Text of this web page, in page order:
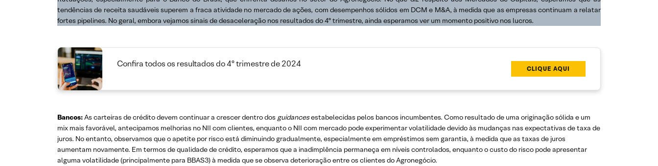
tendências de receita saudáveis superem a fraca atividade no mercado de ações, com desempenhos sólidos em DCM e M&A, à medida que as empresas continuam a relatar
fortes pipelines. No geral, embora vejamos sinais de desaceleração nos resultados do 4º trimestre, ainda esperamos ver um momento positivo nos lucros.
Confira todos os resultados do 4º trimestre de 2024 CLIQUE AQUI
Bancos:As carteiras de crédito devem continuar a crescer dentro dos guidancesestabelecidas pelos bancos incumbentes. Como resultado de uma originação sólida e um
mix mais favorável, antecipamos melhorias no NII com clientes, enquanto o NII com mercado pode experimentar volatilidade devido às mudanças nas expectativas de taxa de
juros. No entanto, observamos que o apetite por risco está diminuindo gradualmente, especialmente em empréstimos sem garantia, à medida que as taxas de juros
aumentam novamente. Em termos de qualidade de crédito, esperamos que a inadimplência permaneça em níveis controlados, enquanto o custo do risco pode apresentar
alguma volatilidade (principalmente para BBAS3) à medida que se observa deterioração entre os clientes do Agronegócio.